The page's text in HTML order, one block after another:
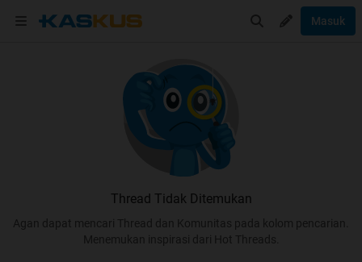
Masuk
Thread Tidak Ditemukan
Agan dapat mencari Thread dan Komunitas pada kolom pencarian.
Menemukan inspirasi dari Hot Threads.